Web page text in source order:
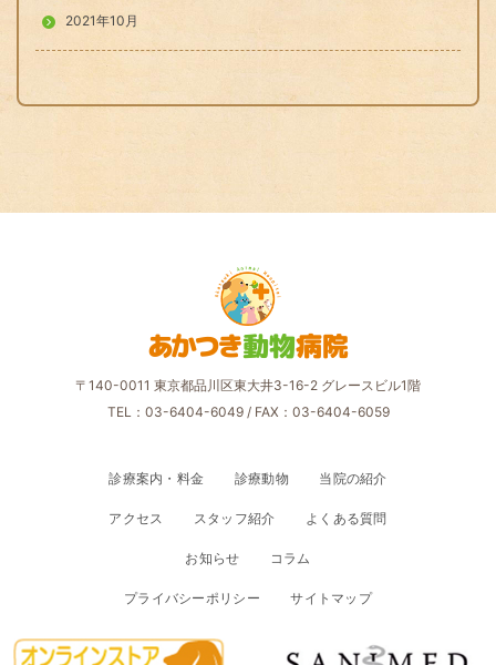
2021年10月
あかつき動物病院
〒140-0011 東京都品川区東大井3-16-2 グレースビル1階
TEL：03-6404-6049/ FAX：03-6404-6059
診療案内・料金 診療動物 当院の紹介
アクセス スタッフ紹介 よくある質問
お知らせ コラム
プライバシーポリシー サイトマップ